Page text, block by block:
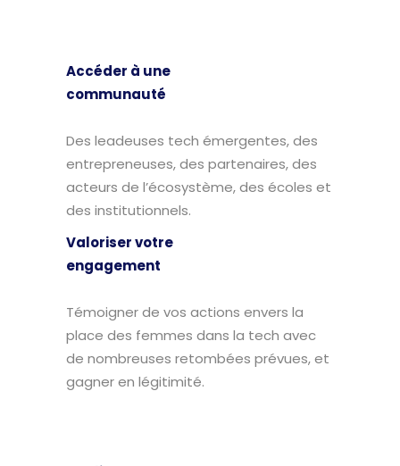
Accéder à une
communauté
Des leadeuses tech émergentes, des
entrepreneuses, des partenaires, des
acteurs de l’écosystème, des écoles et
des institutionnels.
Valoriser votre
engagement
Témoigner de vos actions envers la
place des femmes dans la tech avec
de nombreuses retombées prévues, et
gagner en légitimité.